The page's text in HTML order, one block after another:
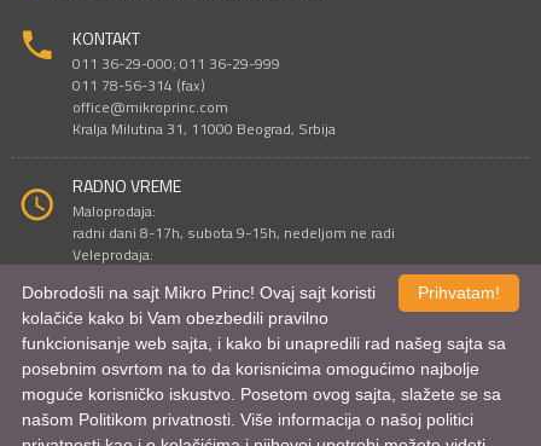
KONTAKT
011 36-29-000; 011 36-29-999
011 78-56-314 (fax)
office@mikroprinc.com
Kralja Milutina 31, 11000 Beograd, Srbija
RADNO VREME
Maloprodaja:
radni dani 8-17h, subota 9-15h, nedeljom ne radi
Veleprodaja:
Sve cene su iskazane u dinarima. PDV je uračunat u cenu.
© Mikro Princ 1999 - 2026. Sva prava su zadržana.
Kreirao *nbgcreator |Izdrada Internet prodavnice ,Izrada sajtaimobilnih
aplikacija iSEO optimizacija
Prihvatam!
Dobrodošli na sajt Mikro Princ! Ovaj sajt koristi
kolačiće kako bi Vam obezbedili pravilno
funkcionisanje web sajta, i kako bi unapredili rad našeg sajta sa
posebnim osvrtom na to da korisnicima omogućimo najbolje
moguće korisničko iskustvo. Posetom ovog sajta, slažete se sa
našom Politikom privatnosti. Više informacija o našoj politici